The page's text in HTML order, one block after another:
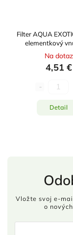
Filter AQUA
elementkový
Na dotaz
4,51 €
Detail
Vložte svoj e-
o